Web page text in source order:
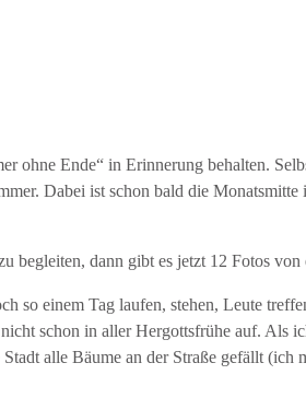
ohne Ende“ in Erinnerung behalten.
Dabei ist schon bald die
begleiten, dann gibt es jetzt 12 Fotos
so einem Tag laufen, stehen, Leute
schon in aller Hergottsfrühe auf. Als
alle Bäume an der Straße gefällt (ich